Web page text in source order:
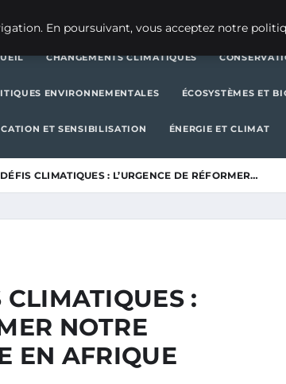
CHANGEMENTS CLIMATIQUES
ENVIRONNEMENTALES ÉCOSYSTÈMES ET
ET SENSIBILISATION ÉNERGIE ET CLIMAT
CLIMATIQUES : L’URGENCE DE RÉFORMER…
:
NOTRE
EN AFRIQUE
En poursuivant, vous acceptez notre